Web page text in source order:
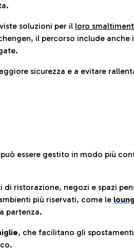
soluzioni per il loro
il percorso include anche
sicurezza e a evitare
essere gestito in modo più
ristorazione, negozi e spazi
più riservati, come le
partenza.
, che facilitano gli